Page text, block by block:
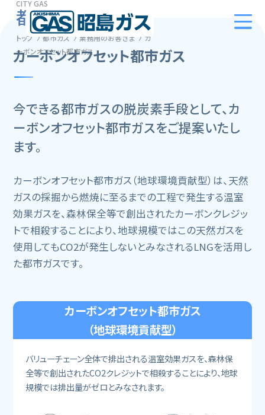
CITY ​​GAS
都市ガス
トップ 都市ガス 業務用のお客さま
カ
ーボンオフセット都市ガス
カーボンオフセット都市ガス
今できる都市ガスの脱炭素手段として、カ
ーボンオフセット都市ガスをご提案いたし
ます。
カーボンオフセット都市ガス（地球環境貢献型）は、天然
ガスの採掘から燃焼に至るまでの工程で発生する温室
効果ガスを、森林保全等で創出されたカーボンクレジッ
トで相殺することにより、地球規模ではこの天然ガスを
使用してもCO2が発生しないとみなされるLNGを活用し
た都市ガスです。
カーボンオフセット都市ガス
（地球環境貢献型）
バリューチェーン全体で排出される温室効果ガスを、森林保
全等で創出されたCO2クレジットで相殺することにより、地球
規模では排出量がゼロとみなされます。